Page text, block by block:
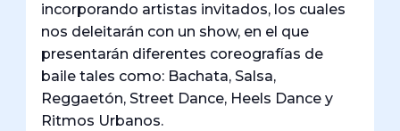
incorporando artistas invitados, los cuales
nos deleitarán con un show, en el que
presentarán diferentes coreografías de
baile tales como: Bachata, Salsa,
Reggaetón, Street Dance, Heels Dance y
Ritmos Urbanos.